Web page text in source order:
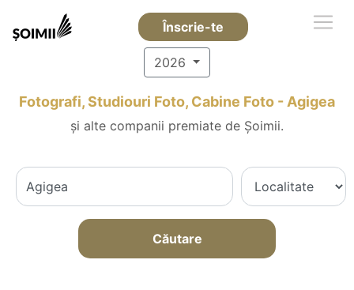
Înscrie-te
2026
Fotografi, Studiouri Foto, Cabine Foto - Agigea
și alte companii premiate de Șoimii.
Căutare